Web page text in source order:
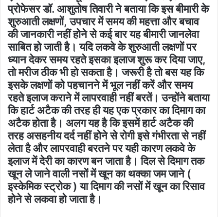
प्रोफेसर डॉ. आशुतोष तिवारी ने बताया कि इस बीमारी के
शुरुआती लक्षणों, उपचार में समय की महत्ता और बचाव
की जानकारी नहीं होने से कई बार यह बीमारी जानलेवा
साबित हो जाती है। यदि लकवे के शुरुआती लक्षणों पर
ध्यान देकर समय रहते इसका इलाज शुरू कर दिया जाए,
तो मरीज ठीक भी हो सकता है। जरूरी है तो बस यह कि
इसके लक्षणों को पहचानने में भूल नहीं करें और समय
रहते इलाज कराने में लापरवाही नहीं बरतें। उन्होंने बताया
कि हार्ट अटैक की तरह ही यह एक प्रकार का दिमाग का
अटैक होता है। अलग यह है कि इसमें हार्ट अटैक की
तरह असहनीय दर्द नहीं होने से रोगी इसे गंभीरता से नहीं
लेता है और लापरवाही बरतने पर यही कारण लकवे के
इलाज में देरी का कारण बन जाता है। दिल से दिमाग तक
खून ले जाने वाली नसों में खून का थक्का जम जाने (
इस्केमिक स्ट्रोक ) या दिमाग की नसों में खून का रिसाव
होने से लकवा हो जाता है।